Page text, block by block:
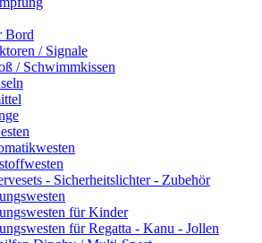
Bord
/ Signale
/ Schwimmkissen
- Sicherheitslichter - Zubehör
für Kinder
für Regatta - Kanu - Jollen